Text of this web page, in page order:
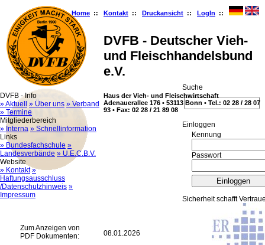
Home :: Kontakt :: Druckansicht :: LogIn ::
DVFB - Deutscher Vieh-
und Fleischhandelsbund
e.V.
Haus der Vieh- und Fleischwirtschaft
Adenauerallee 176 • 53113 Bonn • Tel.: 02 28 / 28 07
93 • Fax: 02 28 / 21 89 08
DVFB - Info
» Aktuell
» Über uns » Verband
» Termine
Mitgliederbereich
» Interna » Schnellinformation
Links
» Bundesfachschule »
Landesverbände » U.E.C.B.V.
Website
» Kontakt »
Haftungsausschluss
/Datenschutzhinweis »
Impressum
Zum Anzeigen von
PDF Dokumenten:
08.01.2026
Suche
Ein­log­gen
Kennung
Passwort
Sicherheit schafft